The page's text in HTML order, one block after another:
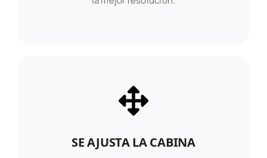
SE AJUSTA LA CABINA